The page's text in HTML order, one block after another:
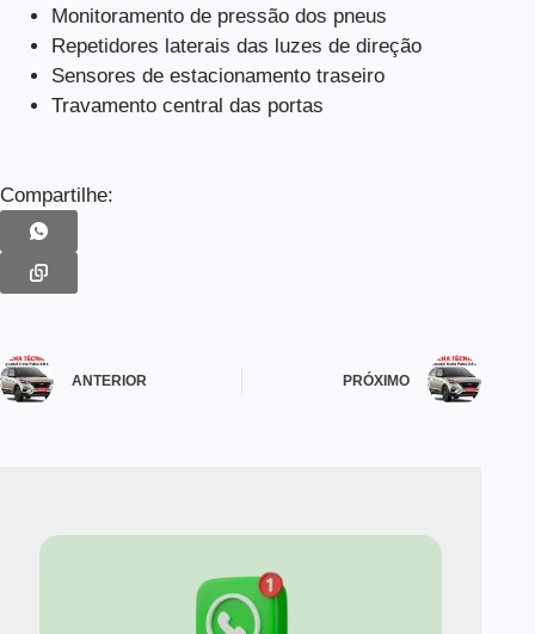
Monitoramento de pressão dos pneus
Repetidores laterais das luzes de direção
Sensores de estacionamento traseiro
Travamento central das portas
Compartilhe:
ANTERIOR PRÓXIMO